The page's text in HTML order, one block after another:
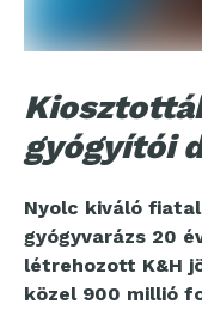
gyógyítói
Nyolc kiváló
gyógyvarázs 20
létrehozott K&H
közel 900 millió